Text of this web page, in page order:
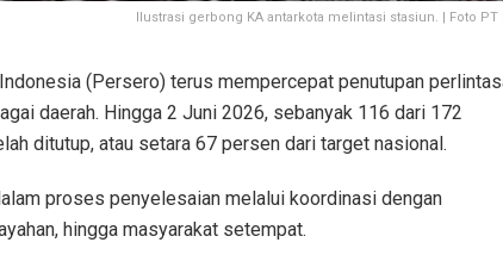
Ilustrasi gerbong KA antarkota melintasi stasiun. | Foto PT
(Persero) terus mempercepat penutupan
daerah. Hingga 2 Juni 2026, sebanyak 116 dari 172
ditutup, atau setara 67 persen dari target nasional.
proses penyelesaian melalui koordinasi dengan
hingga masyarakat setempat.